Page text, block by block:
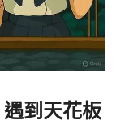
到天花板